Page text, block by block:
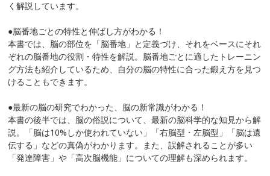
く解説しています。
●脳番地ごとの特性と伸ばし方がわかる！
本書では、脳の部位を「脳番地」と定義づけ、それをベースにそれ
ぞれの脳番地の役割・特性を解説。脳番地ごとに適したトレーニン
グ方法も紹介しているため、自分の脳の特性に合った鍛え方を見つ
けることもできます。
●最新の脳の研究でわかった、脳の新常識がわかる！
本書の後半では、脳の俗説について、最新の脳科学的な知見から解
説。「脳は10% しか使われていない」「右脳型・左脳型」「脳は遺
伝する」などの真偽がわかります。また、誤解されることが多い
「発達障害」や「高次脳機能」についての理解も深められます。